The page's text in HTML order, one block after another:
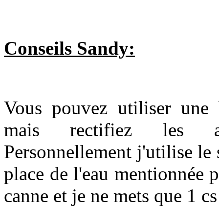
Conseils Sandy:
Vous pouvez utiliser une
mais rectifiez les
Personnellement j'utilise
place de l'eau mentionnée
canne et je ne mets que 1